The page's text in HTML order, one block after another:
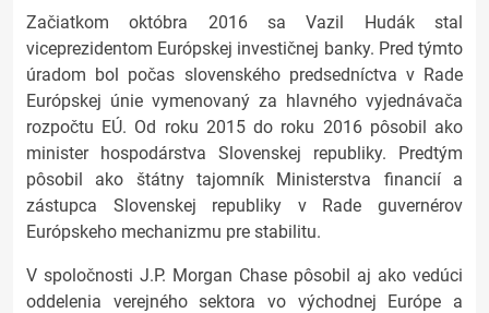
Začiatkom októbra 2016 sa Vazil Hudák stal
viceprezidentom Európskej investičnej banky. Pred týmto
úradom bol počas slovenského predsedníctva v Rade
Európskej únie vymenovaný za hlavného vyjednávača
rozpočtu EÚ. Od roku 2015 do roku 2016 pôsobil ako
minister hospodárstva Slovenskej republiky. Predtým
pôsobil ako štátny tajomník Ministerstva financií a
zástupca Slovenskej republiky v Rade guvernérov
Európskeho mechanizmu pre stabilitu.
V spoločnosti J.P. Morgan Chase pôsobil aj ako vedúci
oddelenia verejného sektora vo východnej Európe a